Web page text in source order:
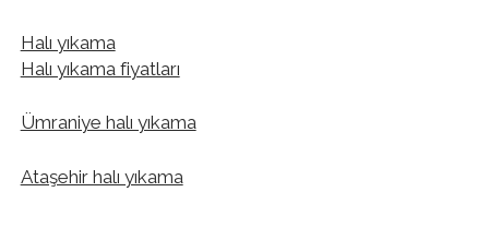
Halı yıkama
Halı yıkama fiyatları
Ümraniye halı yıkama
Ataşehir halı yıkama